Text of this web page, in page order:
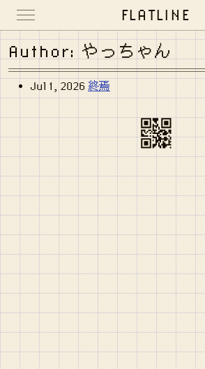
FLATLINE
Author: やっちゃん
Jul 1, 2026 終焉